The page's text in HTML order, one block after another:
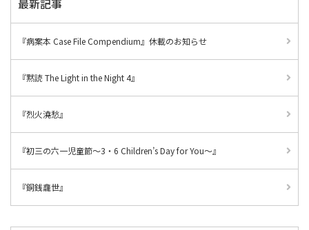
最新記事
『病案本 Case File Compendium』休載のお知らせ
『黙読 The Light in the Night 4』
『烈火澆愁』
『初三の六一児童節～3・6 Children’s Day for You～』
『銅銭龕世』